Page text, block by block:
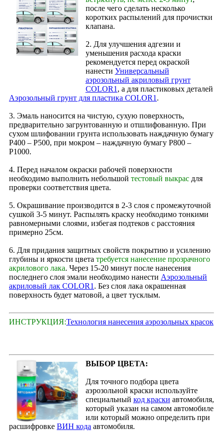
после чего сделать несколько
коротких распылений для прочистки
клапана.
2. Для улучшения адгезии и
уменьшения расхода краски
рекомендуется перед окраской
нанести Универсальный
аэрозольный акриловый грунт
COLOR1 , а для пластиковых деталей
Аэрозольный грунт для пластика COLOR1 .
3. Эмаль наносится на чистую, сухую поверхность,
предварительно загрунтованную и отшлифованную. При
сухом шлифовании грунта использовать наждачную бумагу
Р400 – Р500, при мокром – наждачную бумагу Р800 –
Р1000.
4. Перед началом окраски рабочей поверхности
необходимо выполнить небольшой тестовый выкрас для
проверки соответствия цвета.
5. Окрашивание производится в 2‑3 слоя с промежуточной
сушкой 3-5 минут. Распылять краску необходимо тонкими
равномерными слоями, избегая подтеков с расстояния
примерно 25см.
6. Для придания защитных свойств покрытию и усилению
глубины и яркости цвета требуется нанесение прозрачного
акрилового лака. Через 15‑20 минут после нанесения
последнего слоя эмали необходимо нанести Аэрозольный
акриловый лак COLOR1 . Без слоя лака окрашенная
поверхность будет матовой, а цвет тусклым.
ИНСТРУКЦИЯ:Технология нанесения аэрозольных красок
ВЫБОР ЦВЕТА:
Для точного подбора цвета
аэрозольной краски используйте
специальный код краски автомобиля,
который указан на самом автомобиле
или который можно определить при
расшифровке ВИН кода автомобиля.